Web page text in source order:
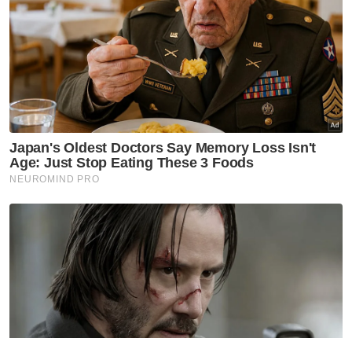
Artikel Berkaitan:
Jalur Gemilang dari botol terpakai
Polis Marin rampas 24,100 liter diesel di Sibu
PPM rampas rokok seludup bernilai RM225,000
Muat turun aplikasi Sinar Harian.Klik di sini!
Jawab soalan kaji selidik dan
Berapakah umur anda?
Kurang daripada 18 tahun
18 - 24 tahun
25 - 34 tahun
35 - 44 tahun
45 - 54 tahun
65 tahun dan ke atas